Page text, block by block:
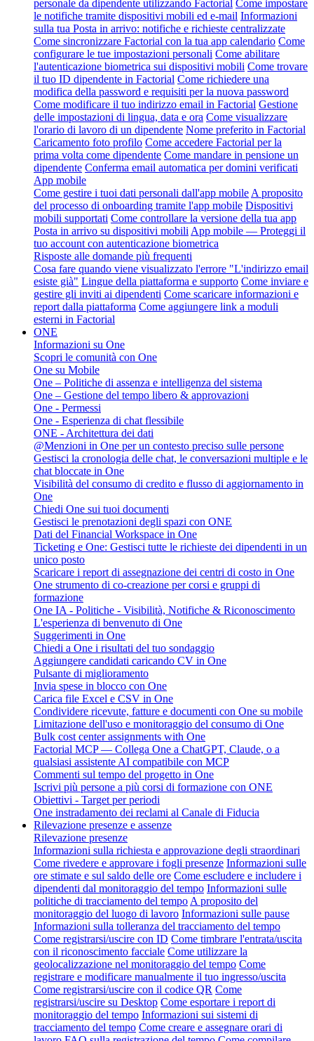
personale da dipendente utilizzando Factorial Come impostare
le notifiche tramite dispositivi mobili ed e-mail Informazioni
sulla tua Posta in arrivo: notifiche e richieste centralizzate
Come sincronizzare Factorial con la tua app calendario Come
configurare le tue impostazioni personali Come abilitare
l'autenticazione biometrica sui dispositivi mobili Come trovare
il tuo ID dipendente in Factorial Come richiedere una
modifica della password e requisiti per la nuova password
Come modificare il tuo indirizzo email in Factorial Gestione
delle impostazioni di lingua, data e ora Come visualizzare
l'orario di lavoro di un dipendente Nome preferito in Factorial
Caricamento foto profilo Come accedere Factorial per la
prima volta come dipendente Come mandare in pensione un
dipendente Conferma email automatica per domini verificati
App mobile
Come gestire i tuoi dati personali dall'app mobile A proposito
del processo di onboarding tramite l'app mobile Dispositivi
mobili supportati Come controllare la versione della tua app
Posta in arrivo su dispositivi mobili App mobile — Proteggi il
tuo account con autenticazione biometrica
Risposte alle domande più frequenti
Cosa fare quando viene visualizzato l'errore "L'indirizzo email
esiste già" Lingue della piattaforma e supporto Come inviare e
gestire gli inviti ai dipendenti Come scaricare informazioni e
report dalla piattaforma Come aggiungere link a moduli
esterni in Factorial
ONE
Informazioni su One
Scopri le comunità con One
One su Mobile
One – Politiche di assenza e intelligenza del sistema
One – Gestione del tempo libero & approvazioni
One - Permessi
One - Esperienza di chat flessibile
ONE - Architettura dei dati
@Menzioni in One per un contesto preciso sulle persone
Gestisci la cronologia delle chat, le conversazioni multiple e le
chat bloccate in One
Visibilità del consumo di credito e flusso di aggiornamento in
One
Chiedi One sui tuoi documenti
Gestisci le prenotazioni degli spazi con ONE
Dati del Financial Workspace in One
Ticketing e One: Gestisci tutte le richieste dei dipendenti in un
unico posto
Scaricare i report di assegnazione dei centri di costo in One
One strumento di co-creazione per corsi e gruppi di
formazione
One IA - Politiche - Visibilità, Notifiche & Riconoscimento
L'esperienza di benvenuto di One
Suggerimenti in One
Chiedi a One i risultati del tuo sondaggio
Aggiungere candidati caricando CV in One
Pulsante di miglioramento
Invia spese in blocco con One
Carica file Excel e CSV in One
Condividere ricevute, fatture e documenti con One su mobile
Limitazione dell'uso e monitoraggio del consumo di One
Bulk cost center assignments with One
Factorial MCP — Collega One a ChatGPT, Claude, o a
qualsiasi assistente AI compatibile con MCP
Commenti sul tempo del progetto in One
Iscrivi più persone a più corsi di formazione con ONE
Obiettivi - Target per periodi
One instradamento dei reclami al Canale di Fiducia
Rilevazione presenze e assenze
Rilevazione presenze
Informazioni sulla richiesta e approvazione degli straordinari
Come rivedere e approvare i fogli presenze Informazioni sulle
ore stimate e sul saldo delle ore Come escludere e includere i
dipendenti dal monitoraggio del tempo Informazioni sulle
politiche di tracciamento del tempo A proposito del
monitoraggio del luogo di lavoro Informazioni sulle pause
Informazioni sulla tolleranza del tracciamento del tempo
Come registrarsi/uscire con ID Come timbrare l'entrata/uscita
con il riconoscimento facciale Come utilizzare la
geolocalizzazione nel monitoraggio del tempo Come
registrare e modificare manualmente il tuo ingresso/uscita
Come registrarsi/uscire con il codice QR Come
registrarsi/uscire su Desktop Come esportare i report di
monitoraggio del tempo Informazioni sui sistemi di
tracciamento del tempo Come creare e assegnare orari di